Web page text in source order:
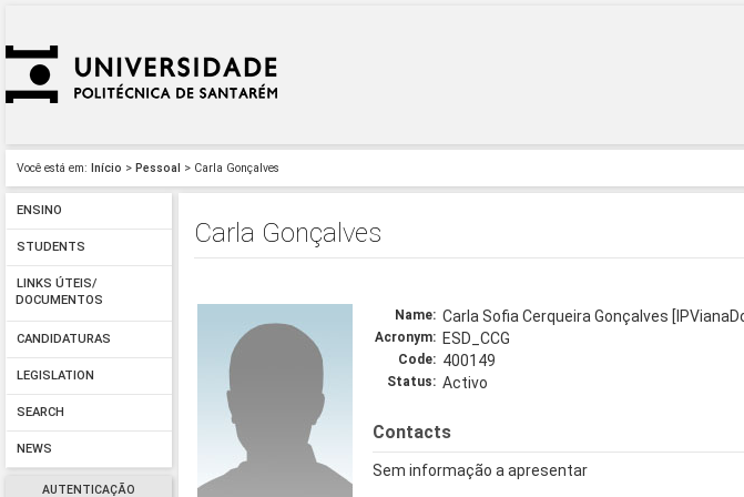
Você está em: Início > Pessoal > Carla Gonçalves
ENSINO
STUDENTS
LINKS ÚTEIS/
DOCUMENTOS
CANDIDATURAS
LEGISLATION
SEARCH
NEWS
AUTENTICAÇÃO
Carla Gonçalves
Name: Carla Sofia Cerqueira Gonçalves
Acronym: ESD_CCG
Code: 400149
Status: Activo
Contacts
Sem informação a apresentar